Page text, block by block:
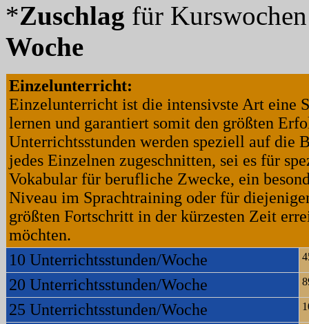
*Zuschlag für
Woche
Einzelunterricht:
Einzelunterricht ist die intensivste Art eine
lernen und garantiert somit den größten
Unterrichtsstunden werden speziell auf die
jedes Einzelnen zugeschnitten, sei es für
Vokabular für berufliche Zwecke, ein
Niveau im Sprachtraining oder für
größten Fortschritt in der kürzesten Zeit
möchten.
10 Unterrichtsstunden/Woche
20 Unterrichtsstunden/Woche
25 Unterrichtsstunden/Woche